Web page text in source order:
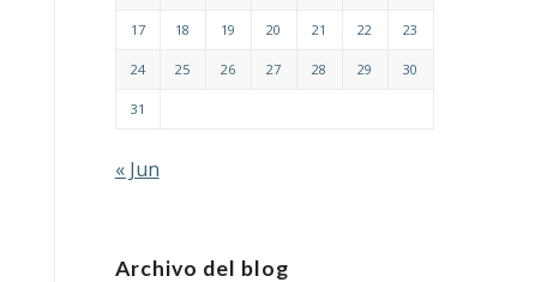
17 18 19 20 21 22 23
24 25 26 27 28 29 30
31
« Jun
Archivo del blog